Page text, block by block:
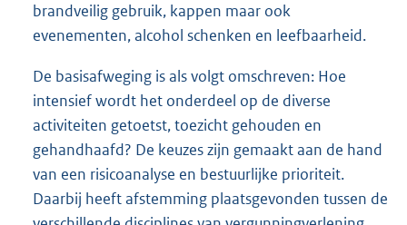
brandveilig gebruik, kappen maar ook
evenementen, alcohol schenken en leefbaarheid.
De basisafweging is als volgt omschreven: Hoe
intensief wordt het onderdeel op de diverse
activiteiten getoetst, toezicht gehouden en
gehandhaafd? De keuzes zijn gemaakt aan de hand
van een risicoanalyse en bestuurlijke prioriteit.
Daarbij heeft afstemming plaatsgevonden tussen de